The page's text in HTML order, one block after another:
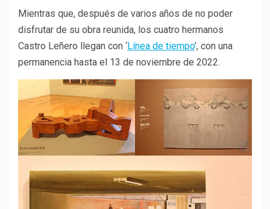
Mientras que, después de varios años de no poder
disfrutar de su obra reunida, los cuatro hermanos
Castro Leñero llegan con ‘Línea de tiempo’, con una
permanencia hasta el 13 de noviembre de 2022.